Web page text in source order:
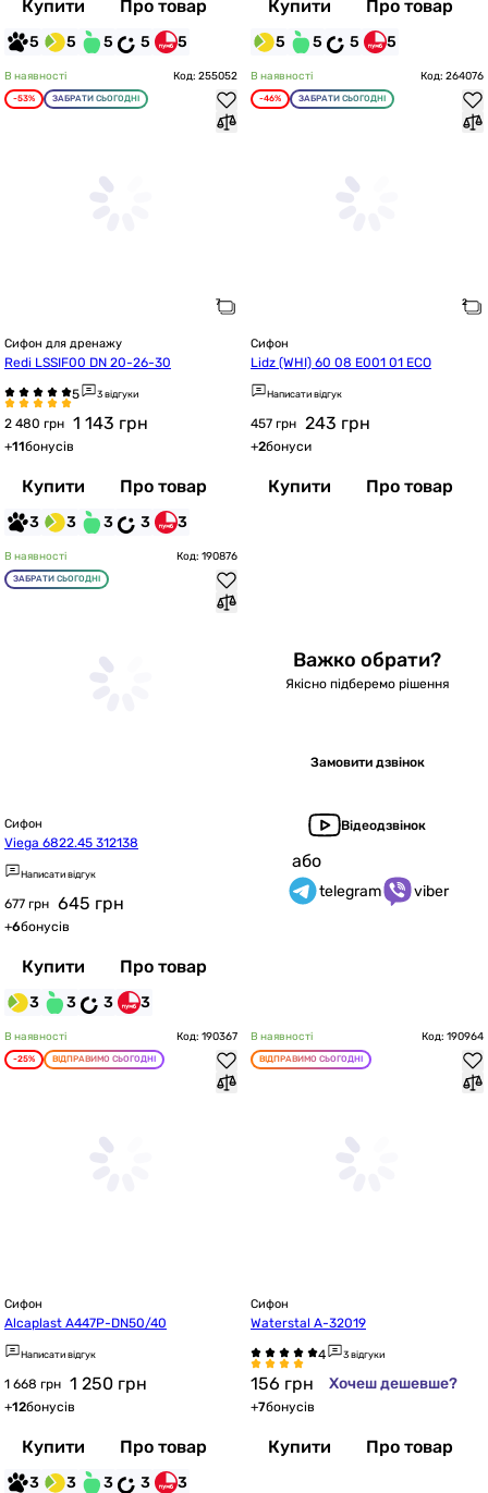
Купити Про товар
5 5 5 5 5
Купити Про товар
5 5 5 5
В наявності Код: 255052
-53% ЗАБРАТИ СЬОГОДНІ
Сифон для дренажу
Redi LSSIF00 DN 20-26-30
3 відгуки
2 480 грн 1 143 грн
+11бонусів
Купити Про товар
3 3 3 3 3
В наявності Код: 264076
-46% ЗАБРАТИ СЬОГОДНІ
Сифон
Lidz (WHI) 60 08 E001 01 ECO
Написати відгук
457 грн 243 грн
+2бонуси
Купити Про товар
В наявності Код: 190876
ЗАБРАТИ СЬОГОДНІ
Сифон
Viega 6822.45 312138
Написати відгук
677 грн 645 грн
+6бонусів
Купити Про товар
3 3 3 3
Важко обрати?
Якісно підберемо рішення
Замовити дзвінок
Відеодзвінок
або
telegram viber
В наявності Код: 190367
-25% ВІДПРАВИМО СЬОГОДНІ
Сифон
Alcaplast A447P-DN50/40
Написати відгук
1 668 грн 1 250 грн
+12бонусів
Купити Про товар
3 3 3 3 3
В наявності Код: 190964
ВІДПРАВИМО СЬОГОДНІ
Сифон
Waterstal A-32019
3 відгуки
156 грн Хочеш дешевше?
+7бонусів
Купити Про товар